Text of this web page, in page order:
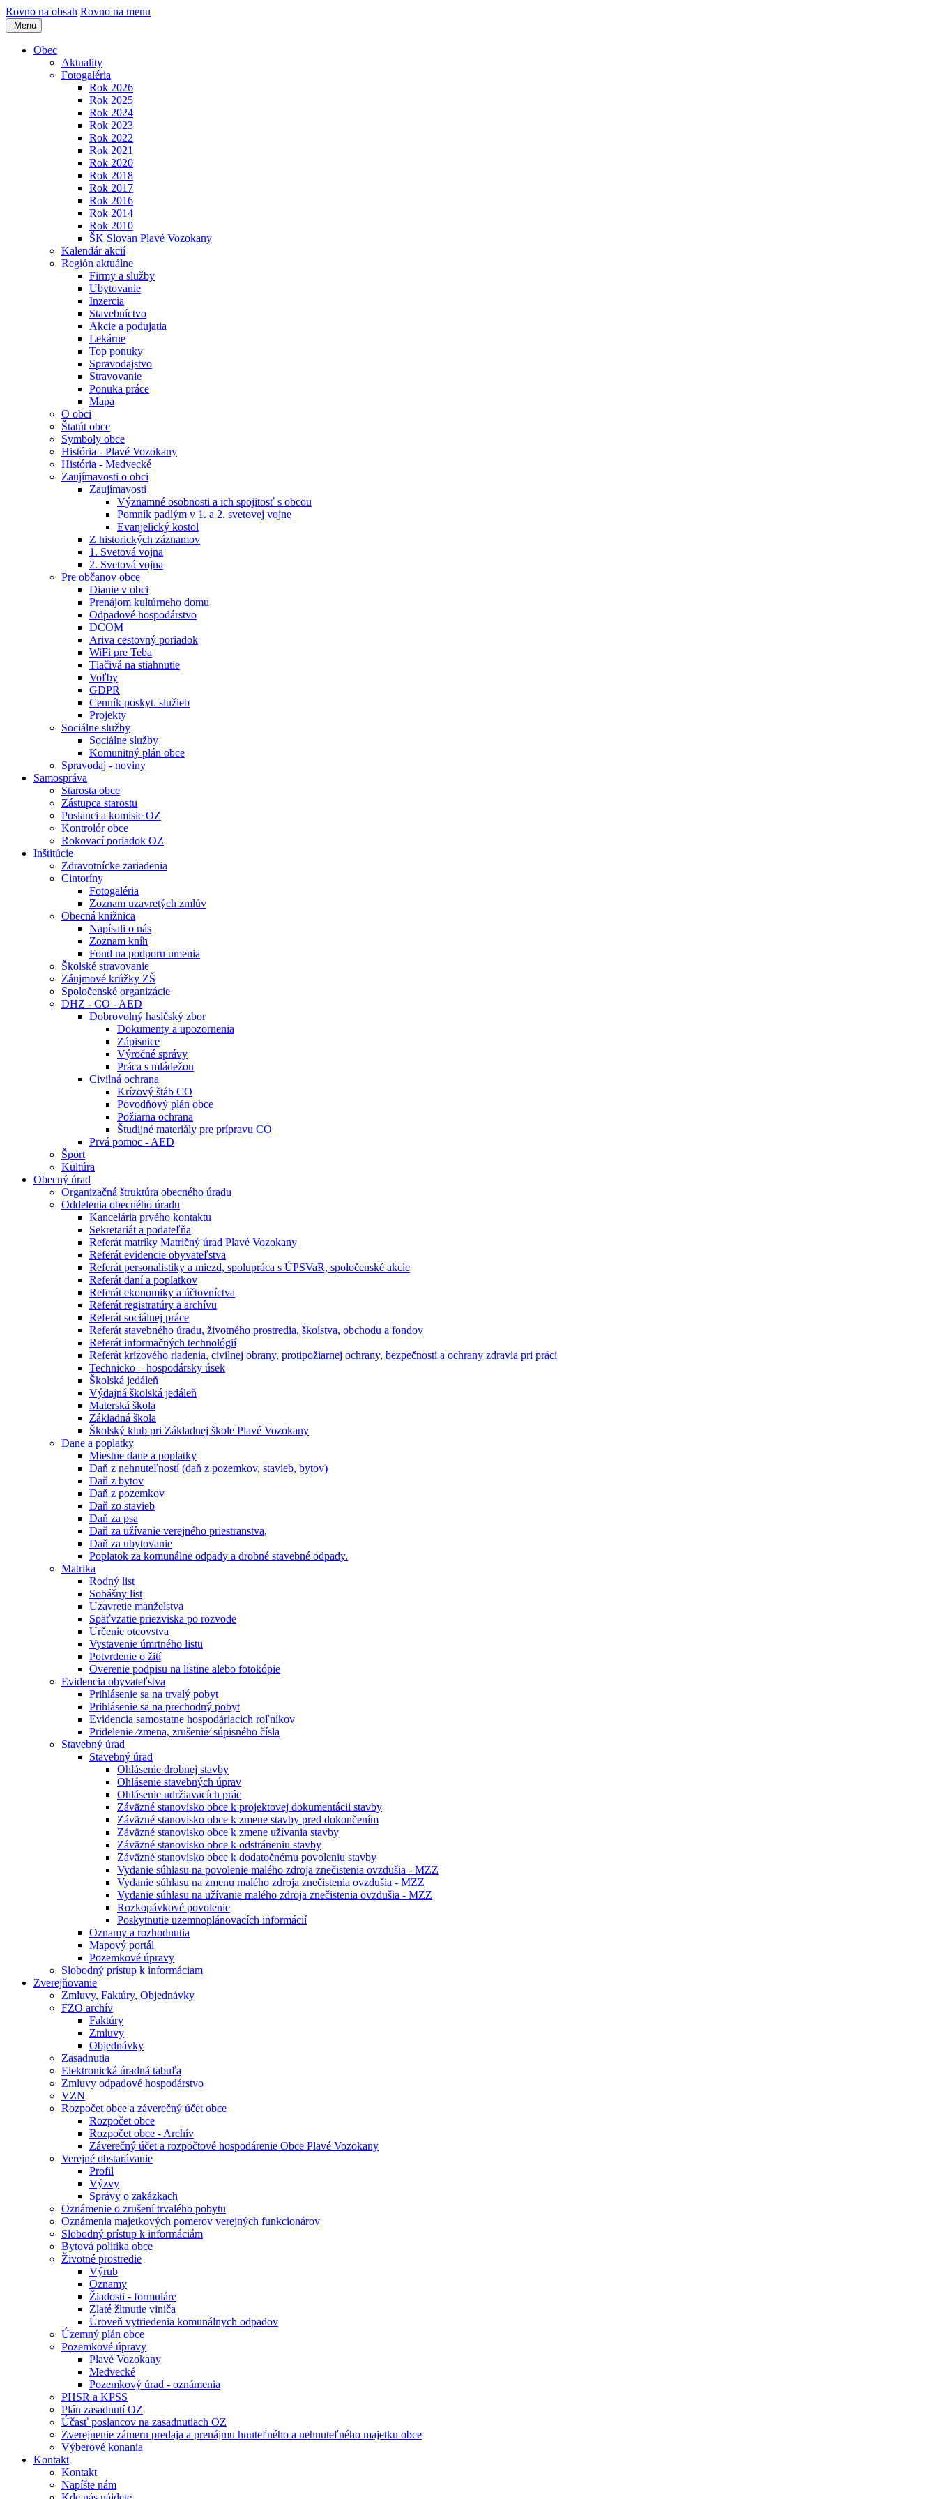
Rovno na obsah Rovno na menu
Menu
Obec
Aktuality
Fotogaléria
Rok 2026
Rok 2025
Rok 2024
Rok 2023
Rok 2022
Rok 2021
Rok 2020
Rok 2018
Rok 2017
Rok 2016
Rok 2014
Rok 2010
ŠK Slovan Plavé Vozokany
Kalendár akcií
Región aktuálne
Firmy a služby
Ubytovanie
Inzercia
Stavebníctvo
Akcie a podujatia
Lekárne
Top ponuky
Spravodajstvo
Stravovanie
Ponuka práce
Mapa
O obci
Štatút obce
Symboly obce
História - Plavé Vozokany
História - Medvecké
Zaujímavosti o obci
Zaujímavosti
Významné osobnosti a ich spojitosť s obcou
Pomník padlým v 1. a 2. svetovej vojne
Evanjelický kostol
Z historických záznamov
1. Svetová vojna
2. Svetová vojna
Pre občanov obce
Dianie v obci
Prenájom kultúrneho domu
Odpadové hospodárstvo
DCOM
Ariva cestovný poriadok
WiFi pre Teba
Tlačivá na stiahnutie
Voľby
GDPR
Cenník poskyt. služieb
Projekty
Sociálne služby
Sociálne služby
Komunitný plán obce
Spravodaj - noviny
Samospráva
Starosta obce
Zástupca starostu
Poslanci a komisie OZ
Kontrolór obce
Rokovací poriadok OZ
Inštitúcie
Zdravotnícke zariadenia
Cintoríny
Fotogaléria
Zoznam uzavretých zmlúv
Obecná knižnica
Napísali o nás
Zoznam kníh
Fond na podporu umenia
Školské stravovanie
Záujmové krúžky ZŠ
Spoločenské organizácie
DHZ - CO - AED
Dobrovolný hasičský zbor
Dokumenty a upozornenia
Zápisnice
Výročné správy
Práca s mládežou
Civilná ochrana
Krízový štáb CO
Povodňový plán obce
Požiarna ochrana
Študijné materiály pre prípravu CO
Prvá pomoc - AED
Šport
Kultúra
Obecný úrad
Organizačná štruktúra obecného úradu
Oddelenia obecného úradu
Kancelária prvého kontaktu
Sekretariát a podateľňa
Referát matriky Matričný úrad Plavé Vozokany
Referát evidencie obyvateľstva
Referát personalistiky a miezd, spolupráca s ÚPSVaR, spoločenské akcie
Referát daní a poplatkov
Referát ekonomiky a účtovníctva
Referát registratúry a archívu
Referát sociálnej práce
Referát stavebného úradu, životného prostredia, školstva, obchodu a fondov
Referát informačných technológií
Referát krízového riadenia, civilnej obrany, protipožiarnej ochrany, bezpečnosti a ochrany zdravia pri práci
Technicko – hospodársky úsek
Školská jedáleň
Výdajná školská jedáleň
Materská škola
Základná škola
Školský klub pri Základnej škole Plavé Vozokany
Dane a poplatky
Miestne dane a poplatky
Daň z nehnuteľností (daň z pozemkov, stavieb, bytov)
Daň z bytov
Daň z pozemkov
Daň zo stavieb
Daň za psa
Daň za užívanie verejného priestranstva,
Daň za ubytovanie
Poplatok za komunálne odpady a drobné stavebné odpady.
Matrika
Rodný list
Sobášny list
Uzavretie manželstva
Späťvzatie priezviska po rozvode
Určenie otcovstva
Vystavenie úmrtného listu
Potvrdenie o žití
Overenie podpisu na listine alebo fotokópie
Evidencia obyvateľstva
Prihlásenie sa na trvalý pobyt
Prihlásenie sa na prechodný pobyt
Evidencia samostatne hospodáriacich roľníkov
Pridelenie ⁄zmena, zrušenie⁄ súpisného čísla
Stavebný úrad
Stavebný úrad
Ohlásenie drobnej stavby
Ohlásenie stavebných úprav
Ohlásenie udržiavacích prác
Záväzné stanovisko obce k projektovej dokumentácii stavby
Záväzné stanovisko obce k zmene stavby pred dokončením
Záväzné stanovisko obce k zmene užívania stavby
Záväzné stanovisko obce k odstráneniu stavby
Záväzné stanovisko obce k dodatočnému povoleniu stavby
Vydanie súhlasu na povolenie malého zdroja znečistenia ovzdušia - MZZ
Vydanie súhlasu na zmenu malého zdroja znečistenia ovzdušia - MZZ
Vydanie súhlasu na užívanie malého zdroja znečistenia ovzdušia - MZZ
Rozkopávkové povolenie
Poskytnutie uzemnoplánovacích informácií
Oznamy a rozhodnutia
Mapový portál
Pozemkové úpravy
Slobodný prístup k informáciam
Zverejňovanie
Zmluvy, Faktúry, Objednávky
FZO archív
Faktúry
Zmluvy
Objednávky
Zasadnutia
Elektronická úradná tabuľa
Zmluvy odpadové hospodárstvo
VZN
Rozpočet obce a záverečný účet obce
Rozpočet obce
Rozpočet obce - Archív
Záverečný účet a rozpočtové hospodárenie Obce Plavé Vozokany
Verejné obstarávanie
Profil
Výzvy
Správy o zakázkach
Oznámenie o zrušení trvalého pobytu
Oznámenia majetkových pomerov verejných funkcionárov
Slobodný prístup k informáciám
Bytová politika obce
Životné prostredie
Výrub
Oznamy
Žiadosti - formuláre
Zlaté žltnutie viniča
Úroveň vytriedenia komunálnych odpadov
Územný plán obce
Pozemkové úpravy
Plavé Vozokany
Medvecké
Pozemkový úrad - oznámenia
PHSR a KPSS
Plán zasadnutí OZ
Účasť poslancov na zasadnutiach OZ
Zverejnenie zámeru predaja a prenájmu hnuteľného a nehnuteľného majetku obce
Výberové konania
Kontakt
Kontakt
Napíšte nám